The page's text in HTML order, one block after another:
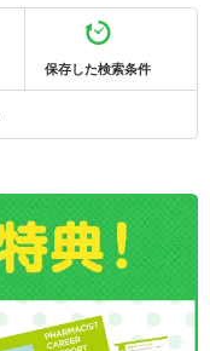
保存した検索条件